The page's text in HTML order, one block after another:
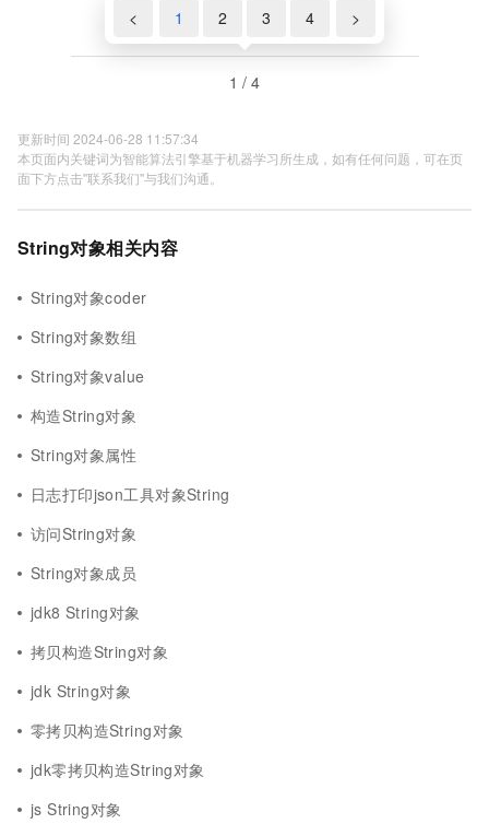
< 1 2 3 4 >
1 / 4
更新时间 2024-06-28 11:57:34
本页面内关键词为智能算法引擎基于机器学习所生成，如有任何问题，可在页
面下方点击"联系我们"与我们沟通。
String对象相关内容
String对象coder
String对象数组
String对象value
构造String对象
String对象属性
日志打印json工具对象String
访问String对象
String对象成员
jdk8 String对象
拷贝构造String对象
jdk String对象
零拷贝构造String对象
jdk零拷贝构造String对象
js String对象